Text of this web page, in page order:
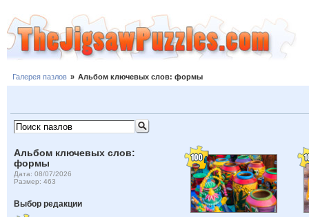
Галерея пазлов » Альбом ключевых слов: формы
Альбом ключевых слов:
формы
Дата: 08/07/2026
Размер: 463
Выбор редакции